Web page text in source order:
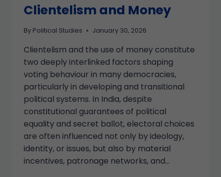
Clientelism and Money
By Political Studies January 30, 2026
Clientelism and the use of money constitute
two deeply interlinked factors shaping
voting behaviour in many democracies,
particularly in developing and transitional
political systems. In India, despite
constitutional guarantees of political
equality and secret ballot, electoral choices
are often influenced not only by ideology,
identity, or issues, but also by material
incentives, patronage networks, and…